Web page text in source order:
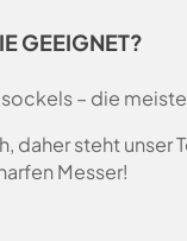
GEEIGNET?
– die
daher steht
Messer!